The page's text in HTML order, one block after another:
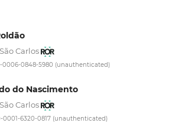
Carlos
0006-0848-5980 (unauthenticated)
do Nascimento
Carlos
0001-6320-0817 (unauthenticated)